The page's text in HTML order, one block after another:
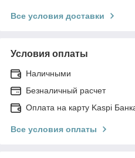
Все условия доставки
Условия оплаты
Наличными
Безналичный расчет
Оплата на карту Kaspi
Все условия оплаты